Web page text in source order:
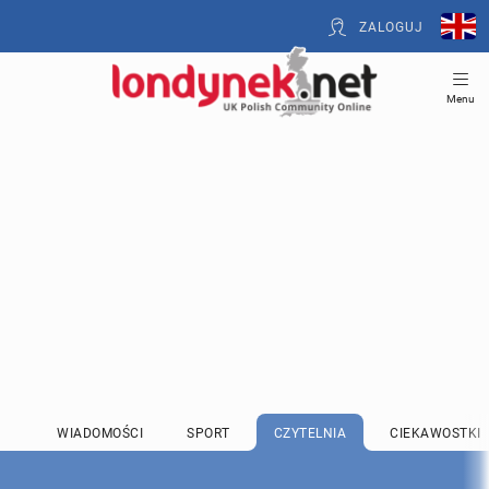
ZALOGUJ
Menu
WIADOMOŚCI SPORT CZYTELNIA CIEKAWOSTKI